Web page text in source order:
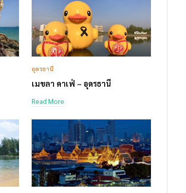
อุดรธานี
เมขลา คาเฟ่ – อุดรธานี
Read More